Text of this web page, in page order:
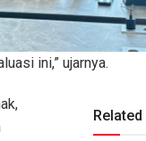
ini,” ujarnya.
Related